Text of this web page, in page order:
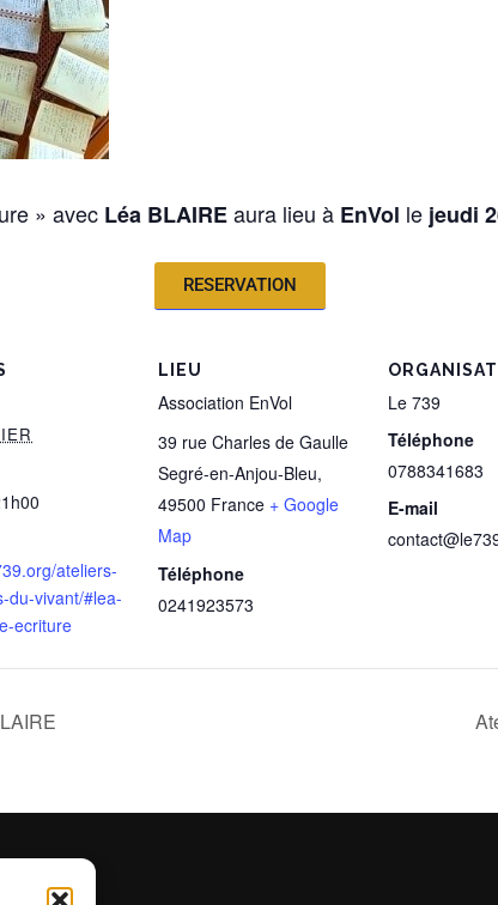
» avec Léa BLAIREaura lieu à EnVol le jeudi
RESERVATION
ateliers-
du-vivant/#lea-
ecriture
LIEU
Association EnVol
39 rue Charles de Gaulle
Segré-en-Anjou-Bleu,
49500 France + Google
Map
Téléphone
0241923573
Le 739
Téléphone
0788341683
E-mail